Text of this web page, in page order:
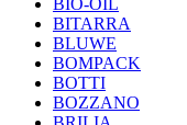
BITARRA
BLUWE
BOMPACK
BOTTI
BOZZANO